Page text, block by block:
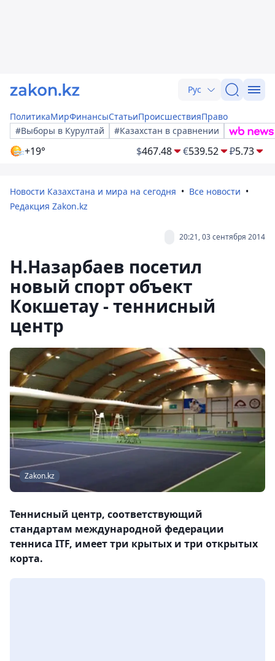
Рус
ПолитикаМирФинансыСтатьиПроисшествияПраво
#Выборы в Курултай
#Казахстан в сравнении
+19° $467.48 €539.52 ₽5.73
Новости Казахстана и мира на сегодня
Все новости
Редакция Zakon.kz
20:21, 03 сентября 2014
Н.Назарбаев посетил
новый спорт объект
Кокшетау - теннисный
центр
Zakon.kz
Теннисный центр, соответствующий
стандартам международной федерации
тенниса ITF, имеет три крытых и три открытых
корта.